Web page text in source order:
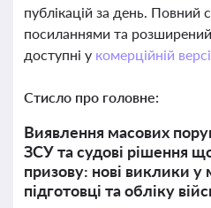
публікацій за день.
посиланнями та
доступні у комерційній
Стисло про головне:
Виявлення масових
ЗСУ та судові рішення
призову: нові виклики у
підготовці та обліку